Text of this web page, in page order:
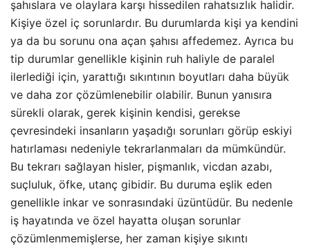
şahıslara ve olaylara karşı hissedilen rahatsızlık halidir.
Kişiye özel iç sorunlardır. Bu durumlarda kişi ya kendini
ya da bu sorunu ona açan şahısı affedemez. Ayrıca bu
tip durumlar genellikle kişinin ruh haliyle de paralel
ilerlediği için, yarattığı sıkıntının boyutları daha büyük
ve daha zor çözümlenebilir olabilir. Bunun yanısıra
sürekli olarak, gerek kişinin kendisi, gerekse
çevresindeki insanların yaşadığı sorunları görüp eskiyi
hatırlaması nedeniyle tekrarlanmaları da mümkündür.
Bu tekrarı sağlayan hisler, pişmanlık, vicdan azabı,
suçluluk, öfke, utanç gibidir. Bu duruma eşlik eden
genellikle inkar ve sonrasındaki üzüntüdür. Bu nedenle
iş hayatında ve özel hayatta oluşan sorunlar
çözümlenmemişlerse, her zaman kişiye sıkıntı